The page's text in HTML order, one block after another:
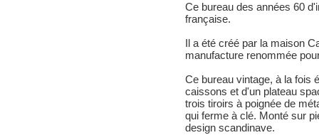
Ce bureau des années 60
française.
Il a été créé par la maison
manufacture renommée
Ce bureau vintage, à la fois
caissons et d'un plateau
trois tiroirs à poignée de
qui ferme à clé. Monté sur
design scandinave.